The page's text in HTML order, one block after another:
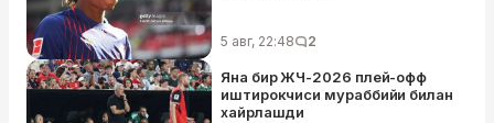
5 авг, 22:48 2
Яна бир ЖЧ-2026 плей-офф
иштирокчиси мураббийи билан
хайрлашди